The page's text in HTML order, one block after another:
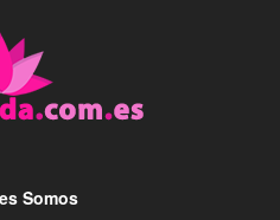
Somos